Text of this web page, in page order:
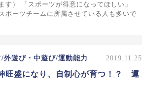
す） 「スポーツが得意になってほしい」
ポーツチームに所属させている人も多いで
遊び・中遊び/運動能力 2019.11.25
旺盛になり、自制心が育つ！？ 運